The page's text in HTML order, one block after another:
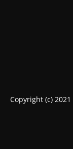
Copyright (c) 2021